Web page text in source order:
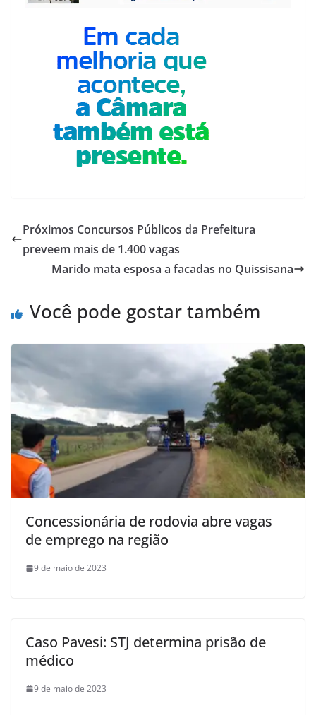
Próximos Concursos Públicos da Prefeitura
preveem mais de 1.400 vagas
Marido mata esposa a facadas no Quissisana
Você pode gostar também
Concessionária de rodovia abre vagas
de emprego na região
9 de maio de 2023
Caso Pavesi: STJ determina prisão de
médico
9 de maio de 2023